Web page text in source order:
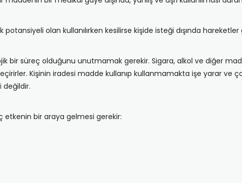
potansiyeli olan kullanılırken kesilirse kişide isteği dışında hareketler
bir süreç olduğunu unutmamak gerekir. Sigara, alkol ve diğer
Kişinin iradesi madde kullanıp kullanmamakta işe yarar ve
değildir.
etkenin bir araya gelmesi gerekir: